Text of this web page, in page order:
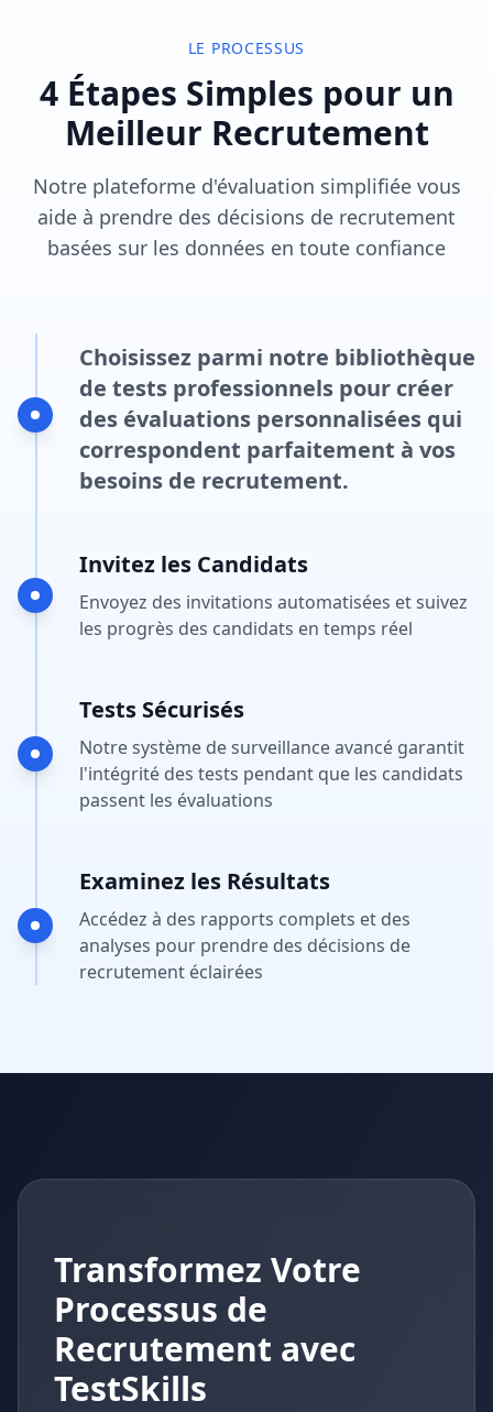
LE PROCESSUS
4 Étapes Simples pour un
Meilleur Recrutement
Notre plateforme d'évaluation simplifiée vous
aide à prendre des décisions de recrutement
basées sur les données en toute confiance
Choisissez parmi notre bibliothèque
de tests professionnels pour créer
des évaluations personnalisées qui
correspondent parfaitement à vos
besoins de recrutement.
Invitez les Candidats
Envoyez des invitations automatisées et suivez
les progrès des candidats en temps réel
Tests Sécurisés
Notre système de surveillance avancé garantit
l'intégrité des tests pendant que les candidats
passent les évaluations
Examinez les Résultats
Accédez à des rapports complets et des
analyses pour prendre des décisions de
recrutement éclairées
Transformez Votre
Processus de
Recrutement avec
TestSkills